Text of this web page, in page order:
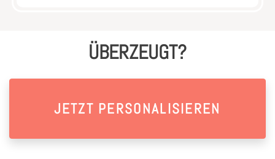
ÜBERZEUGT?
JETZT PERSONALISIEREN